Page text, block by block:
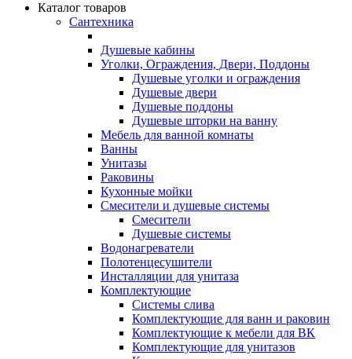
Каталог товаров
Сантехника
Душевые кабины
Уголки, Ограждения, Двери, Поддоны
Душевые уголки и ограждения
Душевые двери
Душевые поддоны
Душевые шторки на ванну
Мебель для ванной комнаты
Ванны
Унитазы
Раковины
Кухонные мойки
Смесители и душевые системы
Смесители
Душевые системы
Водонагреватели
Полотенцесушители
Инсталляции для унитаза
Комплектующие
Системы слива
Комплектующие для ванн и раковин
Комплектующие к мебели для ВК
Комплектующие для унитазов